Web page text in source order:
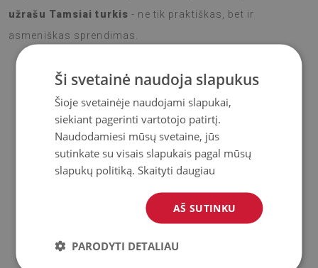
užrašu Tamsiai turkis - ne tik praktiškas, bet ir
asmeniškas sprendimas.
Medžiaga : Vinilas padengtas PES tinkleliu.
mm
Didelis atsparumas spalvos pasikeitimui ir
Gaminys lengvai valomas, atsparus dėmėms ir vandeniui.
Ši svetainė naudoja slapukus
Šioje svetainėje naudojami slapukai,
siekiant pagerinti vartotojo patirtį.
Naudodamiesi mūsų svetaine, jūs
sutinkate su visais slapukais pagal mūsų
slapukų politiką.Skaityti daugiau
AŠ SUTINKU
PARODYTI DETALIAU